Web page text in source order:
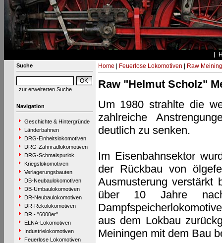
Suche
zur erweiterten Suche
Navigation
Geschichte & Hintergründe
Länderbahnen
DRG-Einheitslokomotiven
DRG-Zahnradlokomotiven
DRG-Schmalspurlok.
Kriegslokomotiven
Verlagerungsbauten
DB-Neubaulokomotiven
DB-Umbaulokomotiven
DR-Neubaulokomotiven
DR-Rekolokomotiven
DR - "6000er"
ELNA-Lokomotiven
Industrielokomotiven
Feuerlose Lokomotiven
Home Feuerlose Lokomotiven Raw
Raw "Helmut Scholz"
Um 1980 strahlte die
zahlreiche
deutlich zu senken.
Im Eisenbahnsektor
der Rückbau von
Ausmusterung verstärkt
über 10 Jahre
aus dem Lokbau
Meiningen mit dem Bau